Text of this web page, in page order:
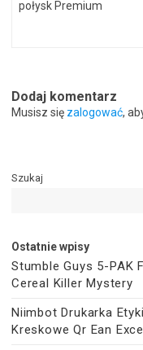
połysk Premium
Dodaj komentarz
Musisz się zalogować,
Szukaj
Ostatnie wpisy
Stumble Guys 5-PAK
Cereal Killer Mystery
Niimbot Drukarka
Kreskowe Qr Ean